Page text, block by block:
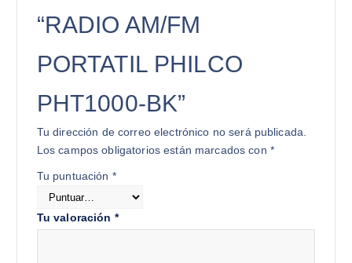
“RADIO AM/FM
PORTATIL PHILCO
PHT1000-BK”
Tu dirección de correo electrónico no será publicada.
Los campos obligatorios están marcados con *
Tu puntuación *
Tu valoración *